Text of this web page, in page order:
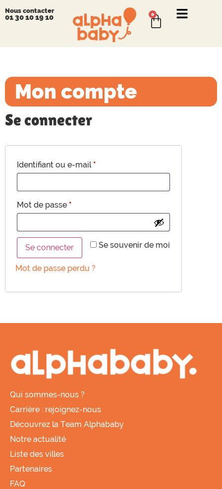
Nous contacter
01 30 10 19 10 0
Mon compte
Se connecter
Identifiant ou e-mail *
Mot de passe *
Se souvenir de moi
Se connecter
Mot de passe perdu ?
Qui sommes-nous ?
Carrière : rejoignez-nous
Découvrez la Team Alphababy
Notre actualité
Liste des villes
Partenaires
FAQ